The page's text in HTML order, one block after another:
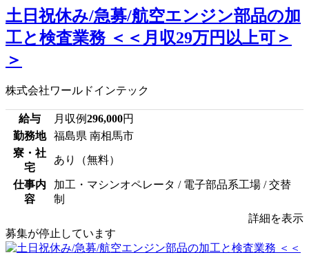
土日祝休み/急募/航空エンジン部品の加
工と検査業務 ＜＜月収29万円以上可＞
＞
株式会社ワールドインテック
給与 月収例296,000円
勤務地
福島県 南相馬市
寮・社
宅
あり（無料）
仕事内
容
加工・マシンオペレータ / 電子部品系工場 / 交替
制
詳細を表示
募集が停止しています